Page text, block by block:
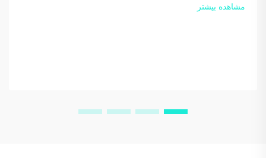
مشاهده بیشتر